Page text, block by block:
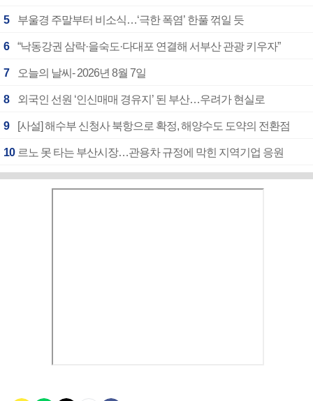
5 부울경 주말부터 비소식…‘극한 폭염’ 한풀 꺾일 듯
6 “낙동강권 삼락·을숙도·다대포 연결해 서부산 관광 키우자”
7 오늘의 날씨- 2026년 8월 7일
8 외국인 선원 ‘인신매매 경유지’ 된 부산…우려가 현실로
9 [사설] 해수부 신청사 북항으로 확정, 해양수도 도약의 전환점
10 르노 못 타는 부산시장…관용차 규정에 막힌 지역기업 응원